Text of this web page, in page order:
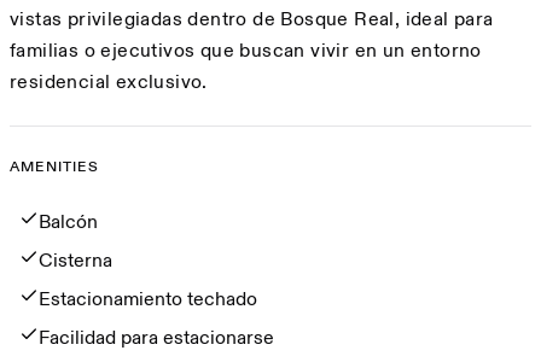
vistas privilegiadas dentro de Bosque Real, ideal para
familias o ejecutivos que buscan vivir en un entorno
residencial exclusivo.
Amenities
AMENITIES
Balcón
Cisterna
Estacionamiento techado
Facilidad para estacionarse